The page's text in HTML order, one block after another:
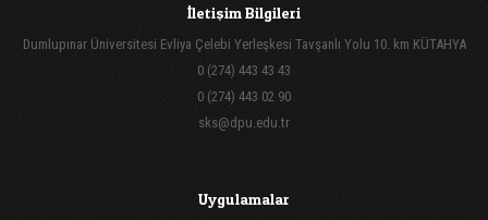
İletişim Bilgileri
Dumlupınar Üniversitesi Evliya Çelebi Yerleşkesi Tavşanlı Yolu 10. km KÜTAHYA
0 (274) 443 43 43
0 (274) 443 02 90
sks@dpu.edu.tr
Uygulamalar